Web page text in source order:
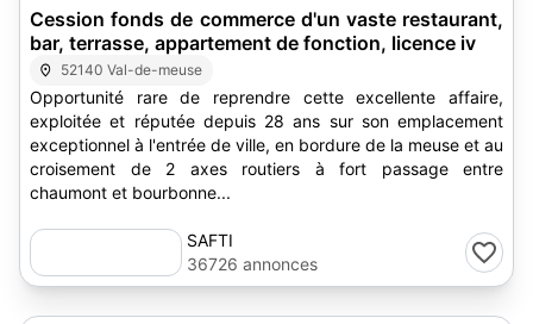
Cession fonds de commerce d'un vaste restaurant,
bar, terrasse, appartement de fonction, licence iv
52140 Val-de-meuse
Opportunité rare de reprendre cette excellente affaire,
exploitée et réputée depuis 28 ans sur son emplacement
exceptionnel à l'entrée de ville, en bordure de la meuse et au
croisement de 2 axes routiers à fort passage entre
chaumont et bourbonne...
SAFTI
36726 annonces